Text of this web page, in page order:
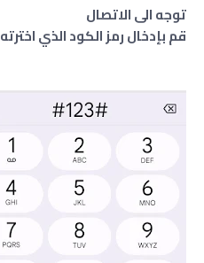
توجه الى الاتصال
قم بإدخال رمز الكود الذي اخترته